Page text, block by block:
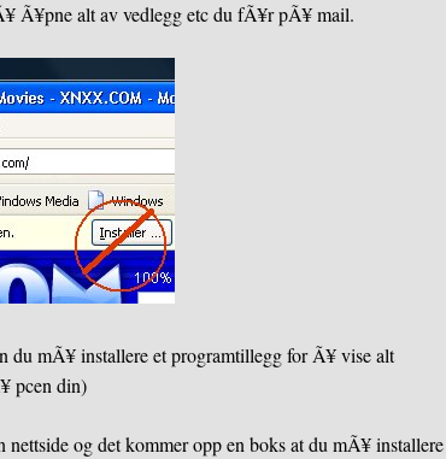
Ã¥pne alt av vedlegg etc du fÃ¥r pÃ¥ mail.
mÃ¥ installere et programtillegg for Ã¥ vise alt
pcen din)
og det kommer opp en boks at du mÃ¥ installere